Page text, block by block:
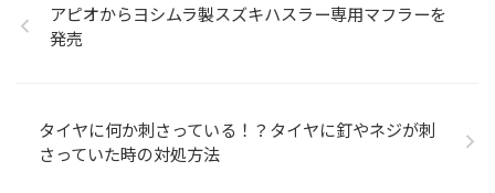
アピオからヨシムラ製スズキハスラー専用マフラーを
発売
タイヤに何か刺さっている！？タイヤに釘やネジが刺
さっていた時の対処方法